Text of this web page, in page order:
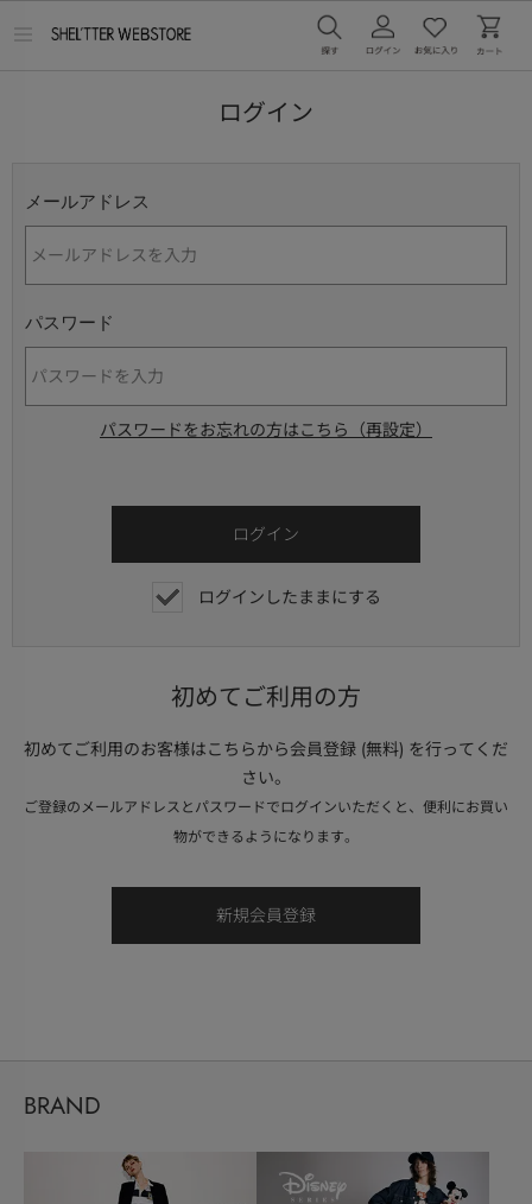
ログイン
メールアドレス
パスワード
パスワードをお忘れの方はこちら（再設定）
ログインしたままにする
初めてご利用の方
初めてご利用のお客様はこちらから会員登録 (無料) を行ってくだ
さい。
ご登録のメールアドレスとパスワードでログインいただくと、便利にお買い
物ができるようになります。
BRAND